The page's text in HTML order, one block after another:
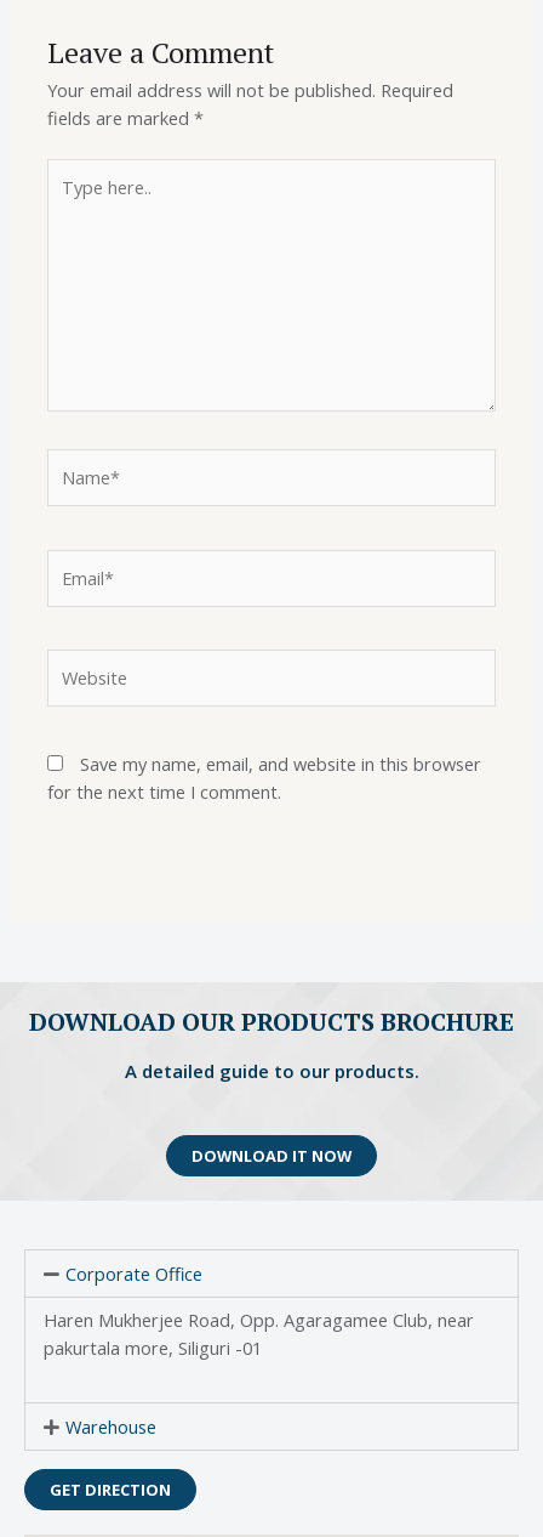
Leave a Comment
Your email address will not be published. Required
fields are marked*
Save my name, email, and website in this browser
for the next time I comment.
DOWNLOAD OUR PRODUCTS BROCHURE
A detailed guide to our products.
DOWNLOAD IT NOW
Corporate Office
Haren Mukherjee Road, Opp. Agaragamee Club, near
pakurtala more, Siliguri -01
Warehouse
GET DIRECTION